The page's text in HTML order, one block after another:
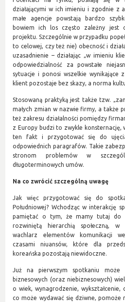
działającymi w ich imieniu i zgodnie z
małe agencje powstają bardzo
bowiem ich los często zależny jest
projektu. Szczególnie w przypadku
to celowej, czy też nie) obecność i
uzasadnienie – działając „w imieniu
odpowiedzialność za powstałe
sytuacje i ponosi wszelkie wynikające
klient pozostaje bez skazy, a norma
Stosowaną praktyką jest także tzw.
małych zmian w nazwie firmy, a także
też zakresu działalności pomiędzy
z Europy budzi to zwykle konsternację,
ten fakt i przygotować się do
odpowiednich paragrafów. Takie
stronom problemów w
długoterminowych umów.
Na co zwrócić szczególną uwagę
Jak więc przygotować się do
Południowej? Wchodząc w interakcję
pamiętać o tym, że mamy tutaj do
rozwiniętą hierarchią społeczną,
wachlarz elementów komunikacji
czasami niuansów, które dla
koreańska pozostają niewidoczne.
Już na pierwszym spotkaniu
biznesowych (oraz niebiznesowych)
o wiek, wynagrodzenie,
co może wydawać się dziwne, pomoże